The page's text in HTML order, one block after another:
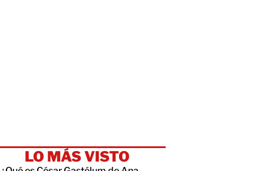
LO MÁS VISTO